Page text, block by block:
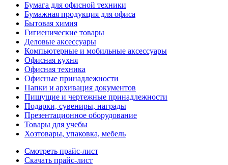
Бумага для офисной техники
Бумажная продукция для офиса
Бытовая химия
Гигиенические товары
Деловые аксессуары
Компьютерные и мобильные аксессуары
Офисная кухня
Офисная техника
Офисные принадлежности
Папки и архивация документов
Пишущие и чертежные принадлежности
Подарки, сувениры, награды
Презентационное оборудование
Товары для учебы
Хозтовары, упаковка, мебель
Смотреть прайс-лист
Скачать прайс-лист